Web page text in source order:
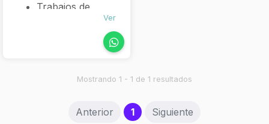
Trabajos de
Impermeabilización
canalones y
Ver
Mostrando 1 - 1 de 1 resultados
Anterior 1(current)
Siguiente